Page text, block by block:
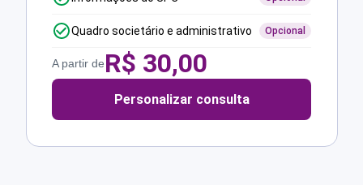
Quadro societário e administrativo Opcional
A partir deR$ 30,00
Personalizar consulta